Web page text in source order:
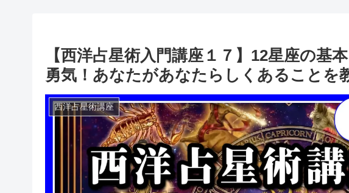
【西洋占星術入門講座１７】12星座の基
勇気！あなたがあなたらしくあることを
西洋占星術講座